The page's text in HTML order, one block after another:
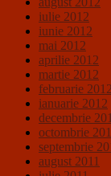
iulie 2012
iunie 2012
mai 2012
aprilie 2012
martie 2012
februarie 2012
ianuarie 2012
decembrie
octombrie
septembrie
august 2011